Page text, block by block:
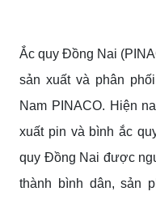
Ắc quy Đồng Nai
sản xuất và phân
Nam PINACO. Hiện
xuất pin và bình ắc
quy Đồng Nai được
thành bình dân, sản